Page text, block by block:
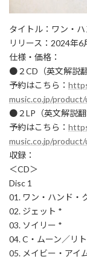
タイトル：ワン・
リリース：2024年6
仕様・価格：
●２CD（英文解説
予約はこちら：
music.co.jp/
●２LP（英文解説
予約はこちら：
music.co.jp/
収録：
＜CD＞
Disc 1
01. ワン・ハンド・
02. ジェット *
03. ソイリー *
04. C・ムーン／リ
05. メイビー・アイ